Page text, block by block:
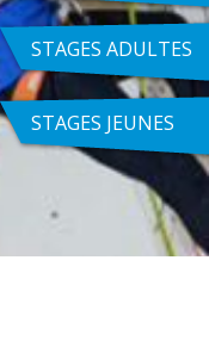
STAGES ADULTES
STAGES JEUNES